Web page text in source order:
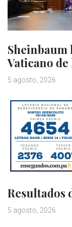
Vaticano
5 agosto, 2026
Resultados
5 agosto, 2026